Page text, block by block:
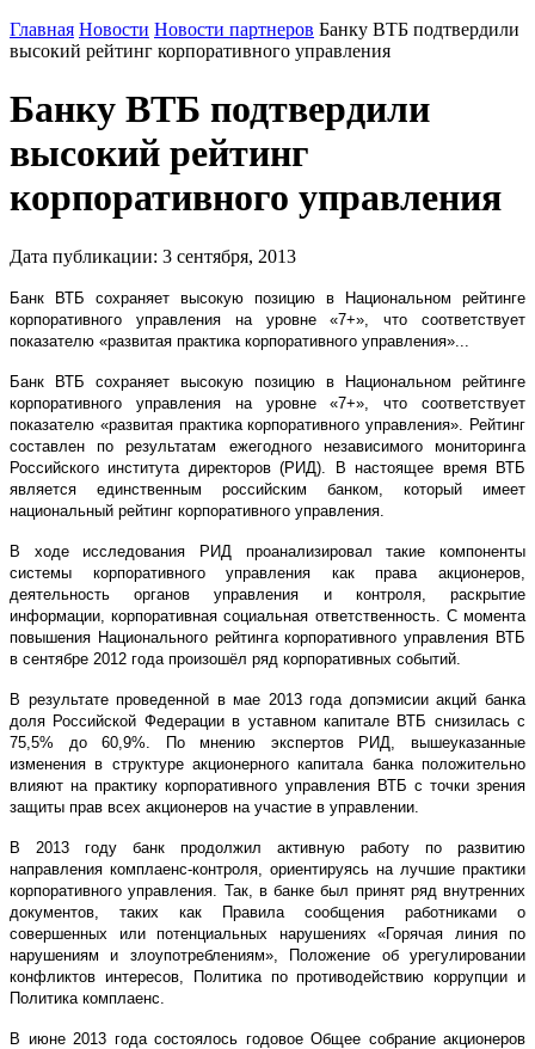
Главная Новости Новости партнеров Банку ВТБ подтвердили
высокий рейтинг корпоративного управления
Банку ВТБ подтвердили
высокий рейтинг
корпоративного управления
Дата публикации: 3 сентября, 2013
Банк ВТБ сохраняет высокую позицию в Национальном рейтинге
корпоративного управления на уровне «7+», что соответствует
показателю «развитая практика корпоративного управления»...
Банк ВТБ сохраняет высокую позицию в Национальном рейтинге
корпоративного управления на уровне «7+», что соответствует
показателю «развитая практика корпоративного управления». Рейтинг
составлен по результатам ежегодного независимого мониторинга
Российского института директоров (РИД). В настоящее время ВТБ
является единственным российским банком, который имеет
национальный рейтинг корпоративного управления.
В ходе исследования РИД проанализировал такие компоненты
системы корпоративного управления как права акционеров,
деятельность органов управления и контроля, раскрытие
информации, корпоративная социальная ответственность. С момента
повышения Национального рейтинга корпоративного управления ВТБ
в сентябре 2012 года произошёл ряд корпоративных событий.
В результате проведенной в мае 2013 года допэмисии акций банка
доля Российской Федерации в уставном капитале ВТБ снизилась с
75,5% до 60,9%. По мнению экспертов РИД, вышеуказанные
изменения в структуре акционерного капитала банка положительно
влияют на практику корпоративного управления ВТБ с точки зрения
защиты прав всех акционеров на участие в управлении.
В 2013 году банк продолжил активную работу по развитию
направления комплаенс-контроля, ориентируясь на лучшие практики
корпоративного управления. Так, в банке был принят ряд внутренних
документов, таких как Правила сообщения работниками о
совершенных или потенциальных нарушениях «Горячая линия по
нарушениям и злоупотреблениям», Положение об урегулировании
конфликтов интересов, Политика по противодействию коррупции и
Политика комплаенс.
В июне 2013 года состоялось годовое Общее собрание акционеров